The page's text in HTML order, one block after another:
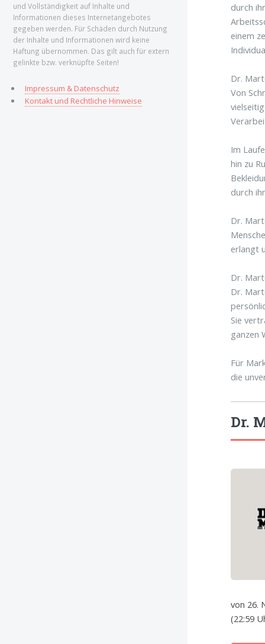
durch
einem
Dr.
Von
Im
hin zu
durch
Dr.
erlangt
Dr.
Dr.
Sie
ganzen
Für
die
Dr.
von 26.
(22:59
und Vollständigkeit auf Inhalte und
Informationen dieses Internetangebotes
gegeben werden. Für Schäden durch Nutzung
der Inhalte und Informationen wird keine
Haftung übernommen. Das gilt auch für extern
gelinkte bzw. verknüpfte Seiten!
Impressum & Datenschutz
Kontakt und Rechtliche Hinweise